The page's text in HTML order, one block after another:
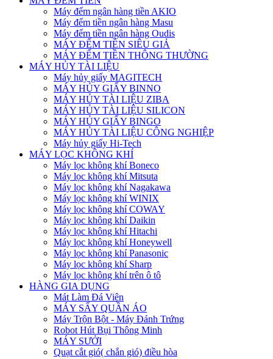
Máy đếm ngân hàng tiền AKIO
Máy đếm tiền ngân hàng Masu
Máy đếm tiền ngân hàng Oudis
MÁY ĐẾM TIỀN SIÊU GIẢ
MÁY ĐẾM TIỀN THÔNG THƯỜNG
MÁY HỦY TÀI LIỆU
Máy hủy giấy MAGITECH
MÁY HỦY GIẤY BINNO
MÁY HỦY TÀI LIỆU ZIBA
MÁY HỦY TÀI LIỆU SILICON
MÁY HỦY GIẤY BINGO
MÁY HỦY TÀI LIỆU CÔNG NGHIỆP
Máy hủy giấy Hi-Tech
MÁY LỌC KHÔNG KHÍ
Máy lọc không khí Boneco
Máy lọc không khí Mitsuta
Máy lọc không khí Nagakawa
Máy lọc không khí WINIX
Máy lọc không khí COWAY
Máy lọc không khí Daikin
Máy lọc không khí Hitachi
Máy lọc không khí Honeywell
Máy lọc không khí Panasonic
Máy lọc không khí Sharp
Máy lọc không khí trên ô tô
HÀNG GIA DỤNG
Mát Làm Đá Viên
MÁY SẤY QUẦN ÁO
Máy Trộn Bột - Máy Đánh Trứng
Robot Hút Bụi Thông Minh
MÁY SƯỞI
Quạt cắt gió( chắn gió) điều hòa